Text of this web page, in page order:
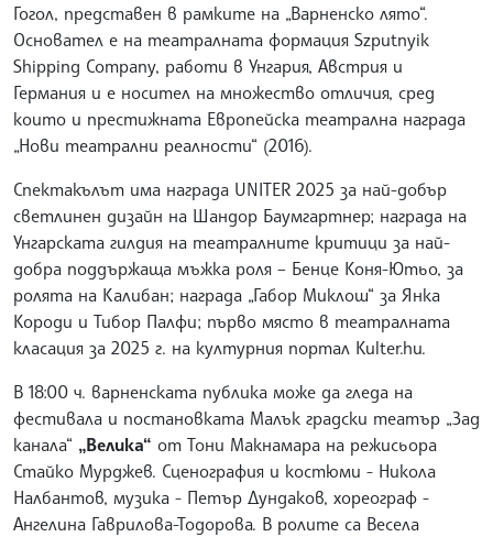
Гогол, представен в рамките на „Варненско лято“.
Основател е на театралната формация Szputnyik
Shipping Company, работи в Унгария, Австрия и
Германия и е носител на множество отличия, сред
които и престижната Европейска театрална награда
„Нови театрални реалности“ (2016).
Спектакълът има награда UNITER 2025 за най-добър
светлинен дизайн на Шандор Баумгартнер; награда на
Унгарската гилдия на театралните критици за най-
добра поддържаща мъжка роля – Бенце Коня-Ютьо, за
ролята на Калибан; награда „Габор Миклош“ за Янка
Короди и Тибор Палфи; първо място в театралната
класация за 2025 г. на културния портал Kulter.hu.
В 18:00 ч. варненската публика може да гледа на
фестивала и постановката Малък градски театър „Зад
канала“ „Велика“ от Тони Макнамара на режисьора
Стайко Мурджев. Сценография и костюми - Никола
Налбантов, музика - Петър Дундаков, хореограф -
Ангелина Гаврилова-Тодорова. В ролите са Весела